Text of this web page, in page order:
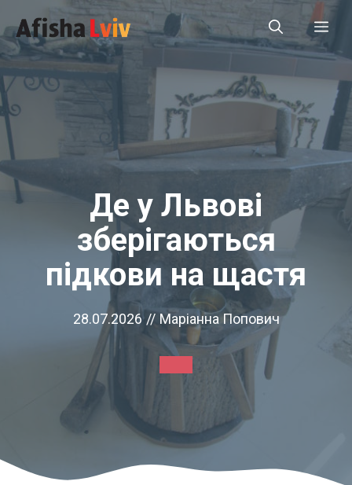
до
вмісту
Де у Львові
зберігаються
підкови на щастя
28.07.2026 // Маріанна Попович